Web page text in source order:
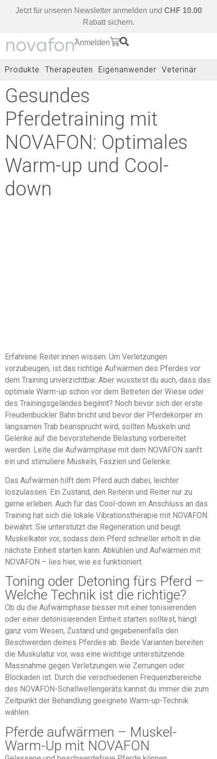
Jetzt für unseren Newsletter anmelden und CHF 10.00
Rabatt sichern.
Anmelden
Produkte Therapeuten Eigenanwender Veterinär
Gesundes
Pferdetraining mit
NOVAFON: Optimales
Warm-up und Cool-
down
Erfahrene Reiter:innen wissen: Um Verletzungen
vorzubeugen, ist das richtige Aufwärmen des Pferdes vor
dem Training unverzichtbar. Aber wusstest du auch, dass das
optimale Warm-up schon vor dem Betreten der Wiese oder
des Trainingsgeländes beginnt? Noch bevor sich der erste
Freudenbuckler Bahn bricht und bevor der Pferdekörper im
langsamen Trab beansprucht wird, sollten Muskeln und
Gelenke auf die bevorstehende Belastung vorbereitet
werden. Leite die Aufwärmphase mit dem NOVAFON sanft
ein und stimuliere Muskeln, Faszien und Gelenke.
Das Aufwärmen hilft dem Pferd auch dabei, leichter
loszulassen. Ein Zustand, den Reiterin und Reiter nur zu
gerne erleben. Auch für das Cool-down im Anschluss an das
Training hat sich die lokale Vibrationstherapie mit NOVAFON
bewährt: Sie unterstützt die Regeneration und beugt
Muskelkater vor, sodass dein Pferd schneller erholt in die
nächste Einheit starten kann. Abkühlen und Aufwärmen mit
NOVAFON – lies hier, wie es funktioniert.
Toning oder Detoning fürs Pferd –
Welche Technik ist die richtige?
Ob du die Aufwärmphase besser mit einer tonisierenden
oder einer detonisierenden Einheit starten solltest, hängt
ganz vom Wesen, Zustand und gegebenenfalls den
Beschwerden deines Pferdes ab. Beide Varianten bereiten
die Muskulatur vor, was eine wichtige unterstützende
Massnahme gegen Verletzungen wie Zerrungen oder
Blockaden ist. Durch die verschiedenen Frequenzbereiche
des NOVAFON-Schallwellengeräts kannst du immer die zum
Zeitpunkt der Behandlung geeignete Warm-up-Technik
wählen.
Pferde aufwärmen – Muskel-
Warm-Up mit NOVAFON